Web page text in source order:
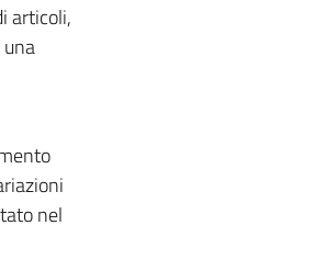
articoli,
nel